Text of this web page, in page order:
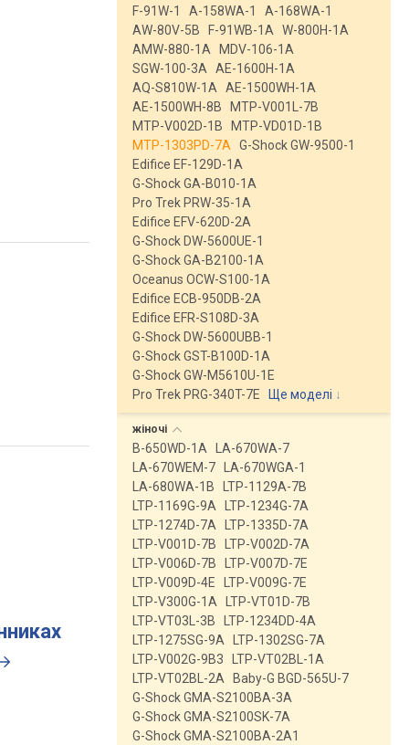
F-91W-1 A-158WA-1
A-168WA-1
AW-80V-5B
F-91WB-1A
W-800H-1A
AMW-880-1A
MDV-106-1A
SGW-100-3A
AE-1600H-1A
AQ-S810W-1A
AE-1500WH-1A
AE-1500WH-8B
MTP-V001L-7B
MTP-V002D-1B
MTP-VD01D-1B
MTP-1303PD-7A
G-Shock GW-9500-1
Edifice EF-129D-1A
G-Shock GA-B010-1A
Pro Trek PRW-35-1A
Edifice EFV-620D-2A
G-Shock DW-5600UE-1
G-Shock GA-B2100-1A
Oceanus OCW-S100-1A
Edifice ECB-950DB-2A
Edifice EFR-S108D-3A
G-Shock DW-5600UBB-1
G-Shock GST-B100D-1A
G-Shock GW-M5610U-1E
Pro Trek PRG-340T-7E
Ще моделі ↓
жіночі
B-650WD-1A
LA-670WA-7
LA-670WEM-7
LA-670WGA-1
LA-680WA-1B
LTP-1129A-7B
LTP-1169G-9A
LTP-1234G-7A
LTP-1274D-7A
LTP-1335D-7A
LTP-V001D-7B
LTP-V002D-7A
LTP-V006D-7B
LTP-V007D-7E
LTP-V009D-4E
LTP-V009G-7E
LTP-V300G-1A
LTP-VT01D-7B
LTP-VT03L-3B
LTP-1234DD-4A
LTP-1275SG-9A
LTP-1302SG-7A
LTP-V002G-9B3
LTP-VT02BL-1A
LTP-VT02BL-2A
Baby-G BGD-565U-7
G-Shock GMA-S2100BA-3A
G-Shock GMA-S2100SK-7A
G-Shock GMA-S2100BA-2A1